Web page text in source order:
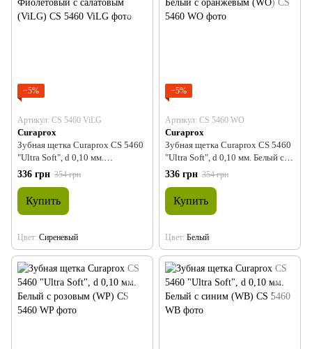
−5%
Артикул: CS 5460 ViLG
Curaprox
Зубная щетка Curaprox CS 5460
"Ultra Soft", d 0,10 мм.
Фиолетовый с салатовым (ViLG)
336 грн 354 грн
Купить
Цвет Сиреневый
−5%
Артикул: CS 5460 WO
Curaprox
Зубная щетка Curaprox CS 5460
"Ultra Soft", d 0,10 мм. Белый с
оранжевым (WO)
336 грн 354 грн
Купить
Цвет Белый